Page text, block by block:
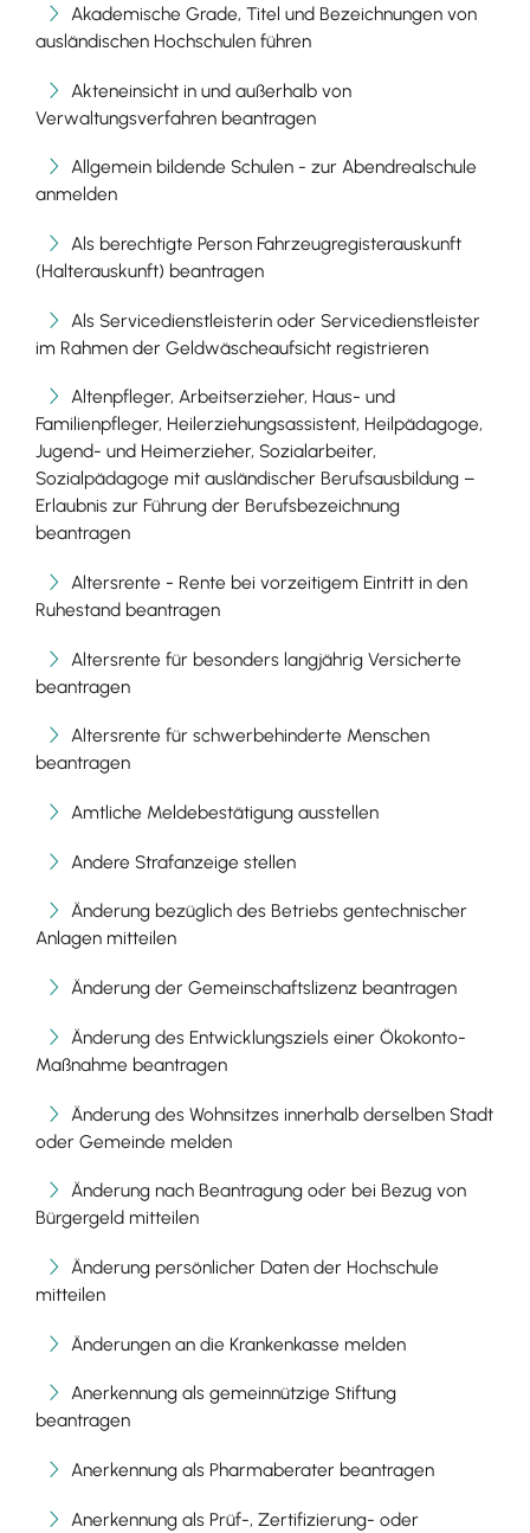
Akademische Grade, Titel und Bezeichnungen von
ausländischen Hochschulen führen
Akteneinsicht in und außerhalb von
Verwaltungsverfahren beantragen
Allgemein bildende Schulen - zur Abendrealschule
anmelden
Als berechtigte Person Fahrzeugregisterauskunft
(Halterauskunft) beantragen
Als Servicedienstleisterin oder Servicedienstleister
im Rahmen der Geldwäscheaufsicht registrieren
Altenpfleger, Arbeitserzieher, Haus- und
Familienpfleger, Heilerziehungsassistent, Heilpädagoge,
Jugend- und Heimerzieher, Sozialarbeiter,
Sozialpädagoge mit ausländischer Berufsausbildung –
Erlaubnis zur Führung der Berufsbezeichnung
beantragen
Altersrente - Rente bei vorzeitigem Eintritt in den
Ruhestand beantragen
Altersrente für besonders langjährig Versicherte
beantragen
Altersrente für schwerbehinderte Menschen
beantragen
Amtliche Meldebestätigung ausstellen
Andere Strafanzeige stellen
Änderung bezüglich des Betriebs gentechnischer
Anlagen mitteilen
Änderung der Gemeinschaftslizenz beantragen
Änderung des Entwicklungsziels einer Ökokonto-
Maßnahme beantragen
Änderung des Wohnsitzes innerhalb derselben Stadt
oder Gemeinde melden
Änderung nach Beantragung oder bei Bezug von
Bürgergeld mitteilen
Änderung persönlicher Daten der Hochschule
mitteilen
Änderungen an die Krankenkasse melden
Anerkennung als gemeinnützige Stiftung
beantragen
Anerkennung als Pharmaberater beantragen
Anerkennung als Prüf-, Zertifizierung- oder